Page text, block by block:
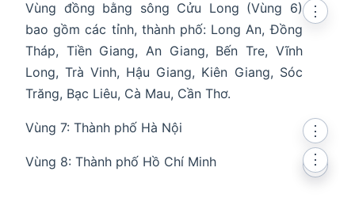
Vùng đồng bằng sông Cửu Long (Vùng 6)
bao gồm các tỉnh, thành phố: Long An, Đồng
Tháp, Tiền Giang, An Giang, Bến Tre, Vĩnh
Long, Trà Vinh, Hậu Giang, Kiên Giang, Sóc
Trăng, Bạc Liêu, Cà Mau, Cần Thơ.
⋮
Vùng 7: Thành phố Hà Nội
⋮
Vùng 8: Thành phố Hồ Chí Minh
⋮⋮